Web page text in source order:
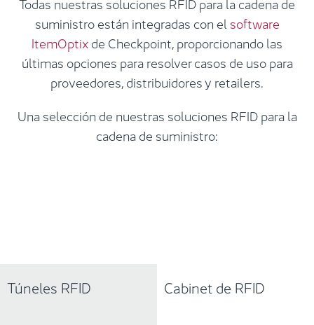
suministro están integradas con el software
ItemOptixde Checkpoint, proporcionando las
últimas opciones para resolver casos de uso para
proveedores, distribuidores y retailers.
Una selección de nuestras soluciones RFID para la
cadena de suministro:
Túneles RFID Cabinet de RFID